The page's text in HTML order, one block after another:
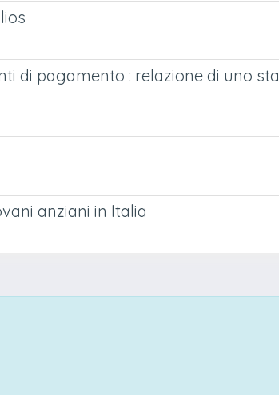
di pagamento : relazione di uno
anziani in Italia